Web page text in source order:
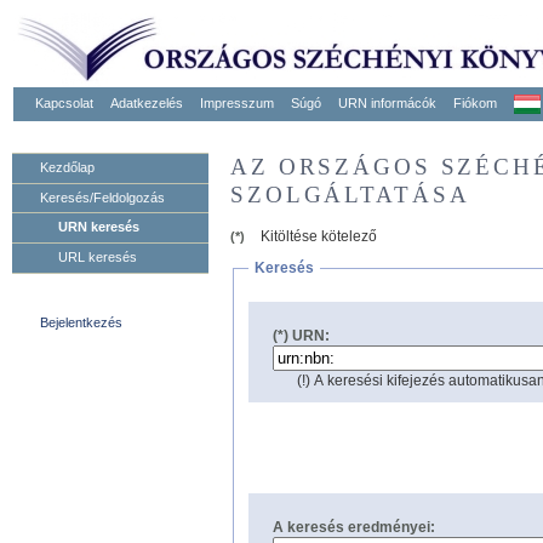
Kapcsolat Adatkezelés Impresszum Súgó URN informácók Fiókom
Kezdőlap
Keresés/Feldolgozás
URN keresés
URL keresés
Bejelentkezés
AZ ORSZÁGOS
SZOLGÁLTATÁSA
(*)
Kitöltése kötelező
Keresés
(*) URN:
(!) A keresési kifejezés
A keresés eredményei: